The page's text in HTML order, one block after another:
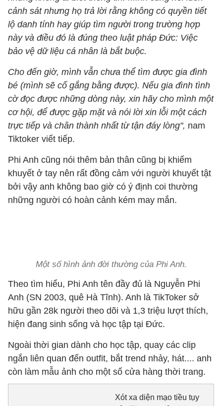
cảnh sát nhưng họ trả lời rằng không có quyền tiết
lộ danh tính hay giúp tìm người trong trường hợp
này và điều đó là đúng theo luật pháp Đức: Việc
bảo vệ dữ liệu cá nhân là bắt buộc.
Cho đến giờ, mình vẫn chưa thể tìm được gia đình
bé (mình sẽ cố gắng bằng được). Nếu gia đình tình
cờ đọc được những dòng này, xin hãy cho mình một
cơ hội, để được gặp mặt và nói lời xin lỗi một cách
trực tiếp và chân thành nhất từ tận đáy lòng", nam
Tiktoker viết tiếp.
Phi Anh cũng nói thêm bản thân cũng bị khiếm
khuyết ở tay nên rất đồng cảm với người khuyết tật
bởi vậy anh không bao giờ có ý định coi thường
những người có hoàn cảnh kém may mắn.
Một số hình ảnh đời thường của Phi Anh.
Theo tìm hiểu, Phi Anh tên đầy đủ là Nguyễn Phi
Anh (SN 2003, quê Hà Tĩnh). Anh là TikToker sở
hữu gần 28k người theo dõi và 1,3 triệu lượt thích,
hiện đang sinh sống và học tập tại Đức.
Ngoài thời gian dành cho học tập, quay các clip
ngắn liên quan đến outfit, bắt trend nhảy, hát.... anh
còn làm mẫu ảnh cho một số cửa hàng thời trang.
Xót xa diện mạo tiều tụy